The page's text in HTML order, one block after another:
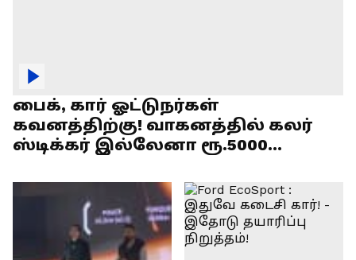
பைக், கார் ஓட்டுநர்கள்
கவனத்திற்கு! வாகனத்தில் கலர்
ஸ்டிக்கர் இல்லேனா ரூ.5000